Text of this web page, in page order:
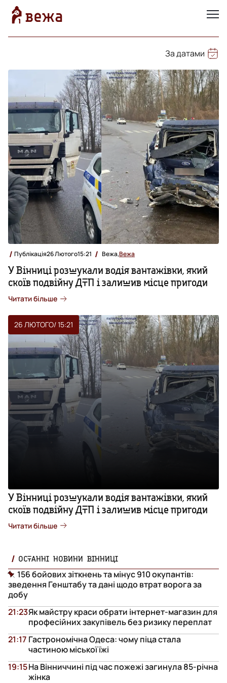
За датами
Публікація26 Лютого15:21 Вежа,Вежа
У Вінниці розшукали водія вантажівки, який
скоїв подвійну ДТП і залишив місце пригоди
Читати більше
26 ЛЮТОГО/ 15:21
У Вінниці розшукали водія вантажівки, який
скоїв подвійну ДТП і залишив місце пригоди
Читати більше
ОСТАННІ НОВИНИ ВІННИЦІ
156 бойових зіткнень та мінус 910 окупантів:
зведення Генштабу та дані щодо втрат ворога за
добу
Як майстру краси обрати інтернет-магазин для
професійних закупівель без ризику переплат
21:23
Гастрономічна Одеса: чому піца стала
частиною міської їжі
21:17
На Вінниччині під час пожежі загинула 85-річна
жінка
19:15